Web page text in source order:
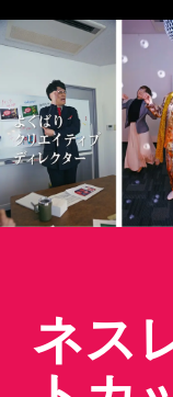
ネス